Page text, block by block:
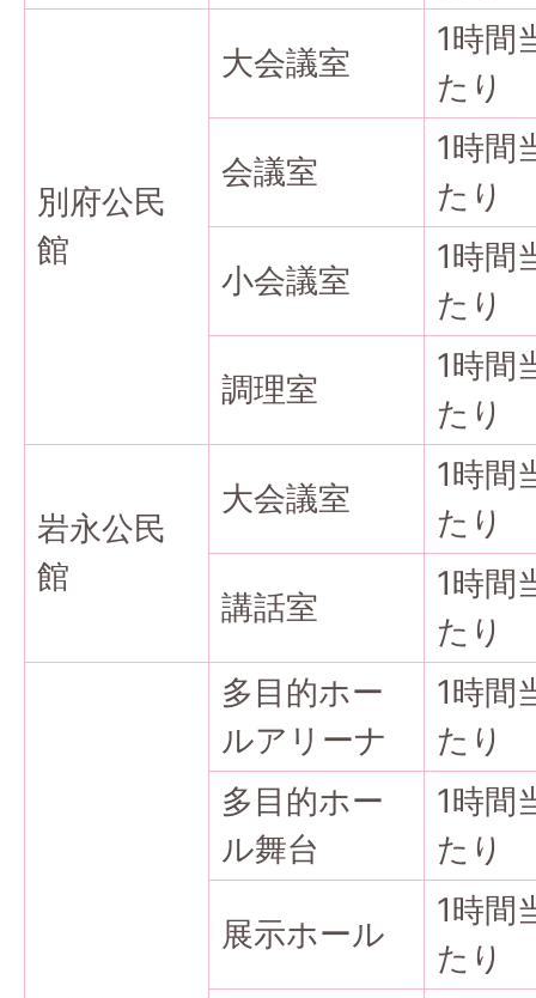
別府公民
館
大会議室
1時間
たり
会議室
1時間
たり
小会議室
1時間
たり
調理室
1時間
たり
岩永公民
館
大会議室
1時間
たり
講話室
1時間
たり
多目的ホー
ルアリーナ
1時間
たり
多目的ホー
ル舞台
1時間
たり
展示ホール
1時間
たり